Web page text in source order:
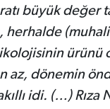
büyük değer
herhalde
ürünü
az, dönemin
idi. (…) Rıza